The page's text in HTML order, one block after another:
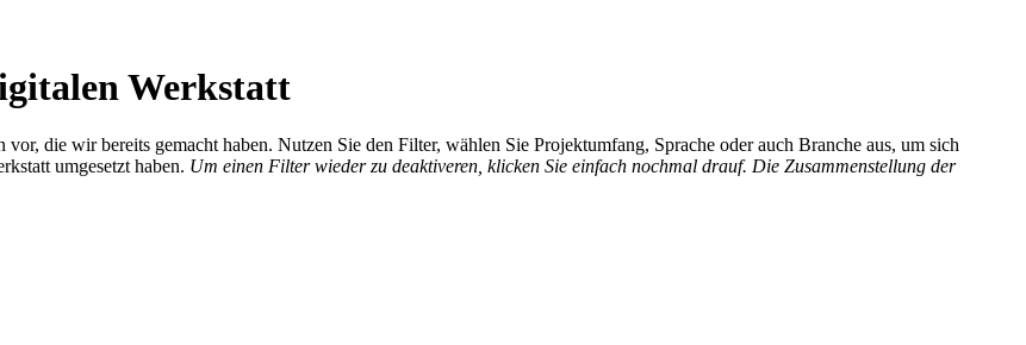
Werkstatt
die wir bereits gemacht haben. Nutzen Sie den Filter, wählen Sie Projektumfang, Sprache oder auch Branche aus, um sich
umgesetzt haben. Um einen Filter wieder zu deaktiveren, klicken Sie einfach nochmal drauf. Die Zusammenstellung der